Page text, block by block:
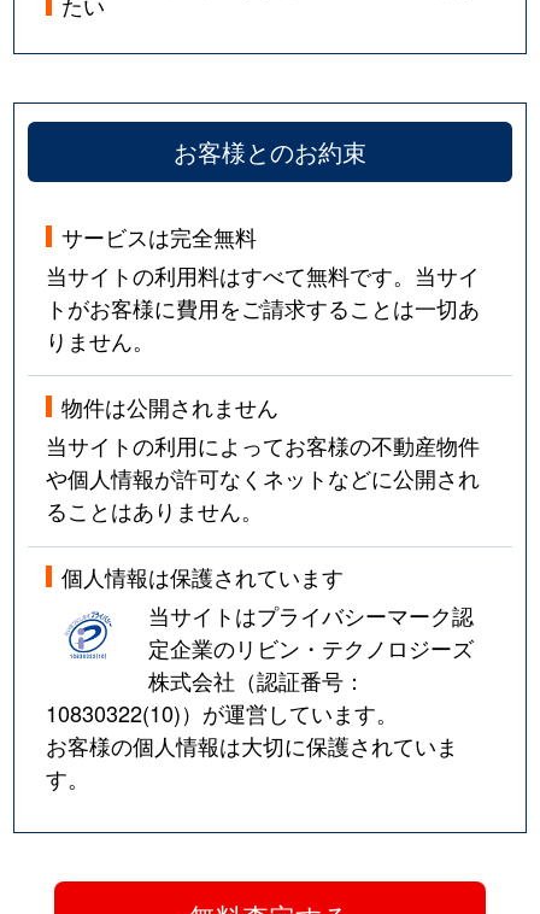
お客様とのお約束
サービスは完全無料
当サイトの利用料はすべて無料です。当サイ
トがお客様に費用をご請求することは一切あ
りません。
物件は公開されません
当サイトの利用によってお客様の不動産物件
や個人情報が許可なくネットなどに公開され
ることはありません。
個人情報は保護されています
当サイトはプライバシーマーク認
定企業のリビン・テクノロジーズ
株式会社（認証番号：
10830322(10)）が運営しています。
お客様の個人情報は大切に保護されていま
す。